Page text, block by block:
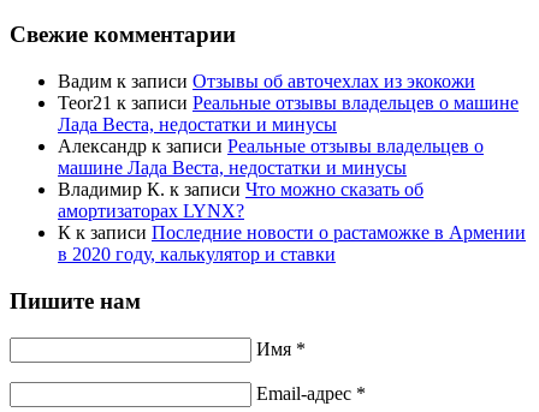
Свежие комментарии
Вадим к записи Отзывы об авточехлах из экокожи
Teor21 к записи Реальные отзывы владельцев о машине
Лада Веста, недостатки и минусы
Александр к записи Реальные отзывы владельцев о
машине Лада Веста, недостатки и минусы
Владимир К. к записи Что можно сказать об
амортизаторах LYNX?
К к записи Последние новости о растаможке в Армении
в 2020 году, калькулятор и ставки
Пишите нам
Имя *
Email-адрес *